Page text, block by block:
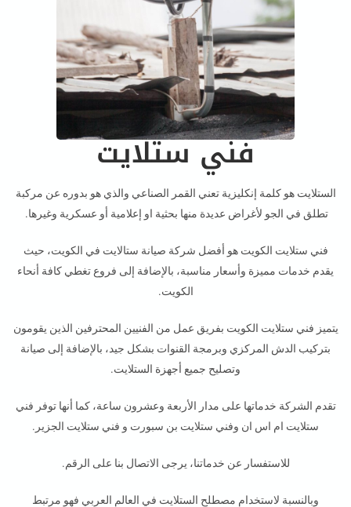
فني ستلايت
الستلايت هو كلمة إنكليزية تعني القمر الصناعي والذي هو بدوره عن مركبة
تطلق في الجو لأغراض عديدة منها بحثية او إعلامية أو عسكرية وغيرها.
فني ستلايت الكويت هو أفضل شركة صيانة ستالايت في الكويت، حيث
يقدم خدمات مميزة وأسعار مناسبة، بالإضافة إلى فروع تغطي كافة أنحاء
الكويت.
يتميز فني ستلايت الكويت بفريق عمل من الفنيين المحترفين الذين يقومون
بتركيب الدش المركزي وبرمجة القنوات بشكل جيد، بالإضافة إلى صيانة
وتصليح جميع أجهزة الستلايت.
تقدم الشركة خدماتها على مدار الأربعة وعشرون ساعة، كما أنها توفر فني
ستلايت ام اس ان وفني ستلايت بن سبورت و فني ستلايت الجزير.
للاستفسار عن خدماتنا، يرجى الاتصال بنا على الرقم.
وبالنسبة لاستخدام مصطلح الستلايت في العالم العربي فهو مرتبط